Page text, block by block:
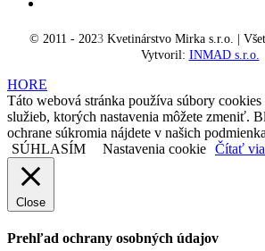
© 2011 - 2023Kvetinárstvo Mirka s.r.o. |
Vytvoril: INMAD s.r.o.
HORE
Táto webová stránka používa súbory cookies
služieb, ktorých nastavenia môžete zmeniť.
ochrane súkromia nájdete v našich
SÚHLASÍM
Nastavenia cookie Čítať
Close
Prehľad ochrany osobných údajov